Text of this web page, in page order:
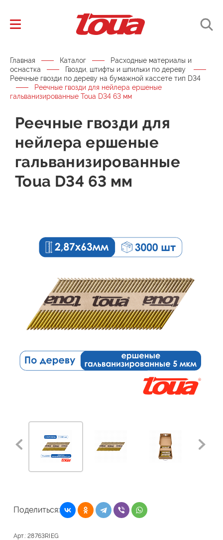
Главная Каталог
Расходные материалы и
оснастка
Гвозди, штифты и шпильки по дереву
Реечные гвозди по дереву на бумажной кассете тип D34
Реечные гвозди для нейлера ершеные
гальванизированные Toua D34 63 мм
Реечные гвозди для
нейлера ершеные
гальванизированные
Toua D34 63 мм
Поделиться:
Арт.: 28763RIEG